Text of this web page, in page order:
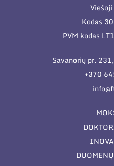
Kodas
PVM kodas
Savanorių pr.
+370